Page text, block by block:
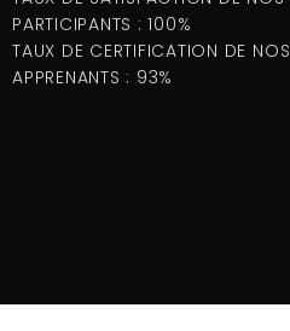
PARTICIPANTS : 100%
TAUX DE CERTIFICATION DE NOS
APPRENANTS : 93%